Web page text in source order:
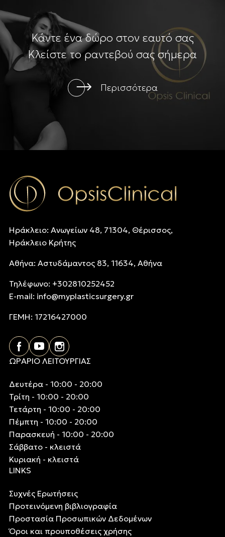
Κάντε ένα δώρο στον εαυτό σας
Κλείστε το ραντεβού σας σήμερα
Περισσότερα
Ηράκλειο: Ανωγείων 48, 71304, Θέρισσος,
Ηράκλειο Κρήτης
Αθήνα: Αστυδάμαντος 83, 11634, Αθήνα
Τηλέφωνo: +302810252452
E-mail: info@myplasticsurgery.gr
ΓΕΜΗ: 17216427000
ΩΡΑΡΙΟ ΛΕΙΤΟΥΡΓΙΑΣ
Δευτέρα - 10:00 - 20:00
Τρίτη - 10:00 - 20:00
Τετάρτη - 10:00 - 20:00
Πέμπτη - 10:00 - 20:00
Παρασκευή - 10:00 - 20:00
Σάββατο - κλειστά
Κυριακή - κλειστά
LINKS
Συχνές Ερωτήσεις
Προτεινόμενη βιβλιογραφία
Προστασία Προσωπικών Δεδομένων
Όροι και προυποθέσεις χρήσης